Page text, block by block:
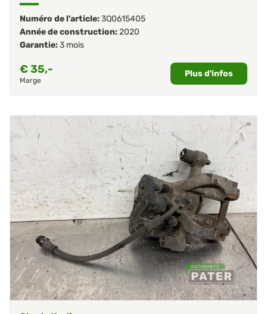
Numéro de l'article:3Q0615405
Année de construction:2020
Garantie:3 mois
€35,-
Marge
Plus d'infos